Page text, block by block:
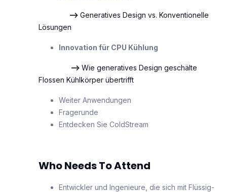
--> Generatives Design vs. Konventionelle
Lösungen
Innovation für CPU Kühlung
--> Wie generatives Design geschälte
Flossen Kühlkörper übertrifft
Weiter Anwendungen
Fragerunde
Entdecken Sie ColdStream
Who Needs To Attend
Entwickler und Ingenieure, die sich mit Flüssig-